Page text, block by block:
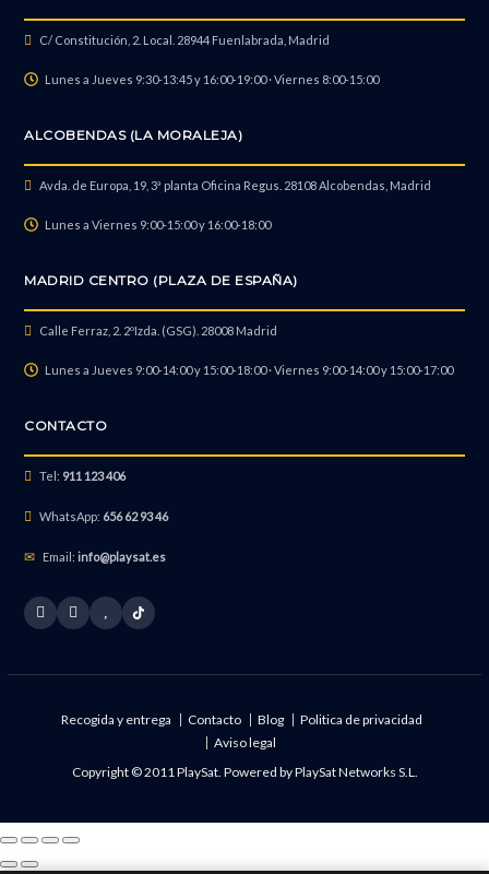
Reparar conector Sim
Reparar vibrador
Recuperación de datos
Reparación OLED de maxima calidad pantalla completa
C/ Constitución, 2. Local. 28944 Fuenlabrada, Madrid
Lunes a Jueves 9:30-13:45 y 16:00-19:00 · Viernes 8:00-15:00
ALCOBENDAS (LA MORALEJA)
Avda. de Europa, 19, 3ª planta Oficina Regus. 28108 Alcobendas, Madrid
Lunes a Viernes 9:00-15:00 y 16:00-18:00
MADRID CENTRO (PLAZA DE ESPAÑA)
Calle Ferraz, 2. 2ºIzda. (GSG). 28008 Madrid
Lunes a Jueves 9:00-14:00 y 15:00-18:00 · Viernes 9:00-14:00 y 15:00-17:00
CONTACTO
Tel: 911 123 406
WhatsApp: 656 62 93 46
Email:info@playsat.es
Recogida y entrega Contacto Blog
Politica de privacidad
Aviso legal
Copyright © 2011 PlaySat. Powered byPlaySat Networks S.L.